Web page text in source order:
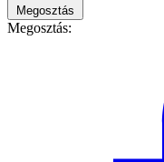
Megosztás
Megosztás: